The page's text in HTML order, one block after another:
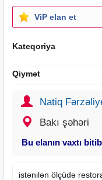
ViP elan et
Kateqoriya
Qiymət
Natiq
Bakı şəhəri
Bu elanın vaxtı
istənilən ölçüdə